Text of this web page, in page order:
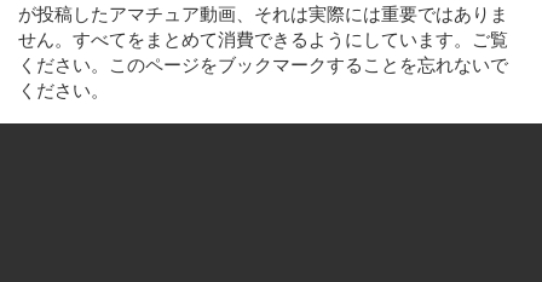
が投稿したアマチュア動画、それは実際には重要ではありま
せん。すべてをまとめて消費できるようにしています。ご覧
ください。このページをブックマークすることを忘れないで
ください。